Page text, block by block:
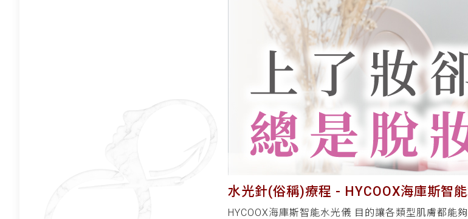
水光針(俗稱)療程 - HYCOOX海庫斯智
HYCOOX海庫斯智能水光儀 目的讓各類型肌膚都能